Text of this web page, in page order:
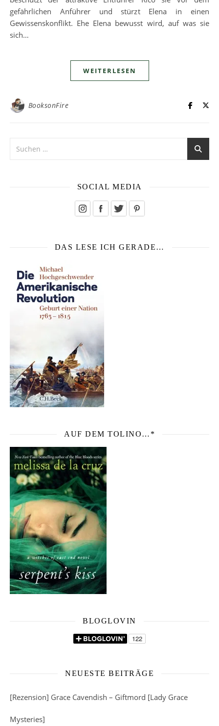
gefährlichen Anführer und stürzt Elena in einen
Gewissenskonflikt. Ehe Elena bewusst wird, auf was sie
sich…
WEITERLESEN
BooksonFire
SOCIAL MEDIA
DAS LESE ICH GERADE…
AUF DEM TOLINO…*
BLOGLOVIN
NEUESTE BEITRÄGE
[Rezension] Grace Cavendish – Giftmord [Lady Grace
Mysteries]